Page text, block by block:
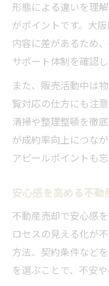
形態による違いを理
がポイントです。大
内容に差があるため
サポート体制を確認し
また、販売活動中は
覧対応の仕方にも注
清掃や整理整頓を徹
が成約率向上につな
アピールポイントも
安心感を高める不
不動産売却で安心感
ロセスの見える化が
方法、契約条件など
を選ぶことで、不安